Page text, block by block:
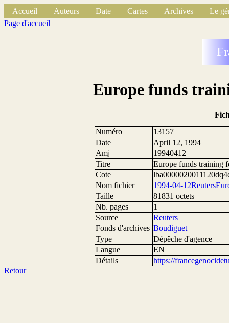
Accueil Auteurs Date Cartes Archives
Le
Page d'accueil
Europe funds
Numéro
13157
Date
April 12, 1994
Amj
19940412
Titre
Europe funds training
Cote
Nom fichier
1994-04-
Taille
81831 octets
Nb. pages
1
Source
Reuters
Fonds d'archives Boudiguet
Type
Dépêche d'agence
Langue
EN
Détails
https://
Retour